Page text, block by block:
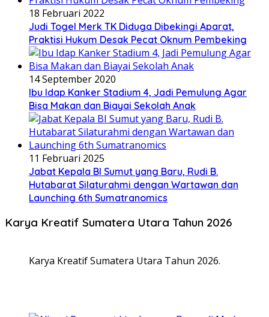
18 Februari 2022
Judi Togel Merk TK Diduga Dibekingi Aparat,
Praktisi Hukum Desak Pecat Oknum Pembeking
14 September 2020
Ibu Idap Kanker Stadium 4, Jadi Pemulung Agar
Bisa Makan dan Biayai Sekolah Anak
11 Februari 2025
Jabat Kepala BI Sumut yang Baru, Rudi B.
Hutabarat Silaturahmi dengan Wartawan dan
Launching 6th Sumatranomics
Karya Kreatif Sumatera Utara Tahun 2026
Karya Kreatif Sumatera Utara Tahun 2026.